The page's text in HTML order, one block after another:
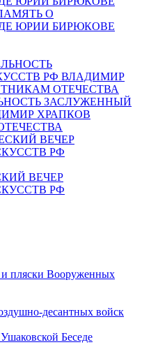
О
ЮРИИ БИРЮКОВЕ
ЗАСЛУЖЕННЫЙ
ХРАПКОВ
ВЕЧЕР
РФ
и пляски Вооруженных
десантных войск
Беседе